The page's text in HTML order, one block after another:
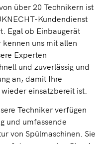
über 20 Technikern ist
Kundendienst
Egal ob Einbaugerät
uns mit allen
Experten
und zuverlässig und
an, damit Ihre
einsatzbereit ist.
Techniker verfügen
und umfassende
von Spülmaschinen. Sie